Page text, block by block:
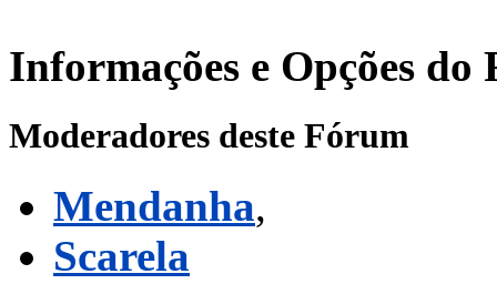
Informações e Opções do
Moderadores deste Fórum
Mendanha,
Scarela